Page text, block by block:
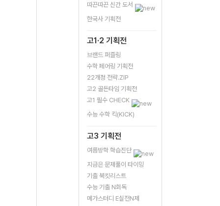
따끈따끈 신간 도서
한국사 기획전
고1·2 기획전
브랜드 퍼즐링
수학 페어링 기획전
22개정 전략.ZIP
고2 골든타임 기획전
고1 필수 CHECK
수능 수학 킥(KICK)
고3 기획전
여름방학 학습진단
지금은 문제풀이 타이밍
기출 북킷리스트
수능 기출 N회독
메가스터디 E실전N제